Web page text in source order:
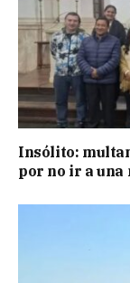
Insólito:
por no ir a una